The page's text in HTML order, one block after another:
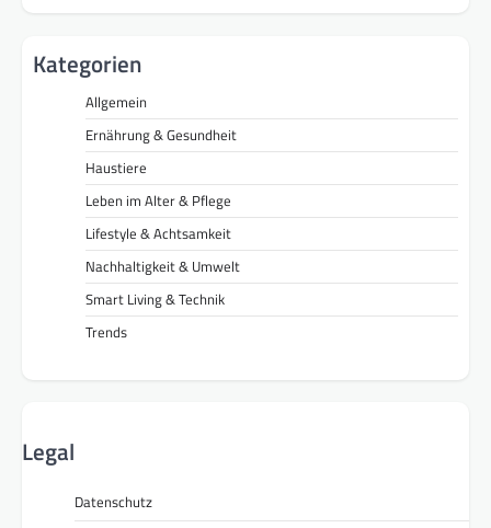
Kategorien
Allgemein
Ernährung & Gesundheit
Haustiere
Leben im Alter & Pflege
Lifestyle & Achtsamkeit
Nachhaltigkeit & Umwelt
Smart Living & Technik
Trends
Legal
Datenschutz